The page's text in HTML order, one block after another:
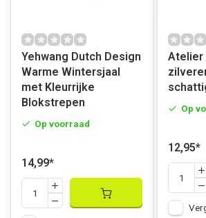
Yehwang Dutch Design
Warme Wintersjaal
met Kleurrijke
Blokstrepen
Op voorraad
14,99*
Atelier
Op
12,95*